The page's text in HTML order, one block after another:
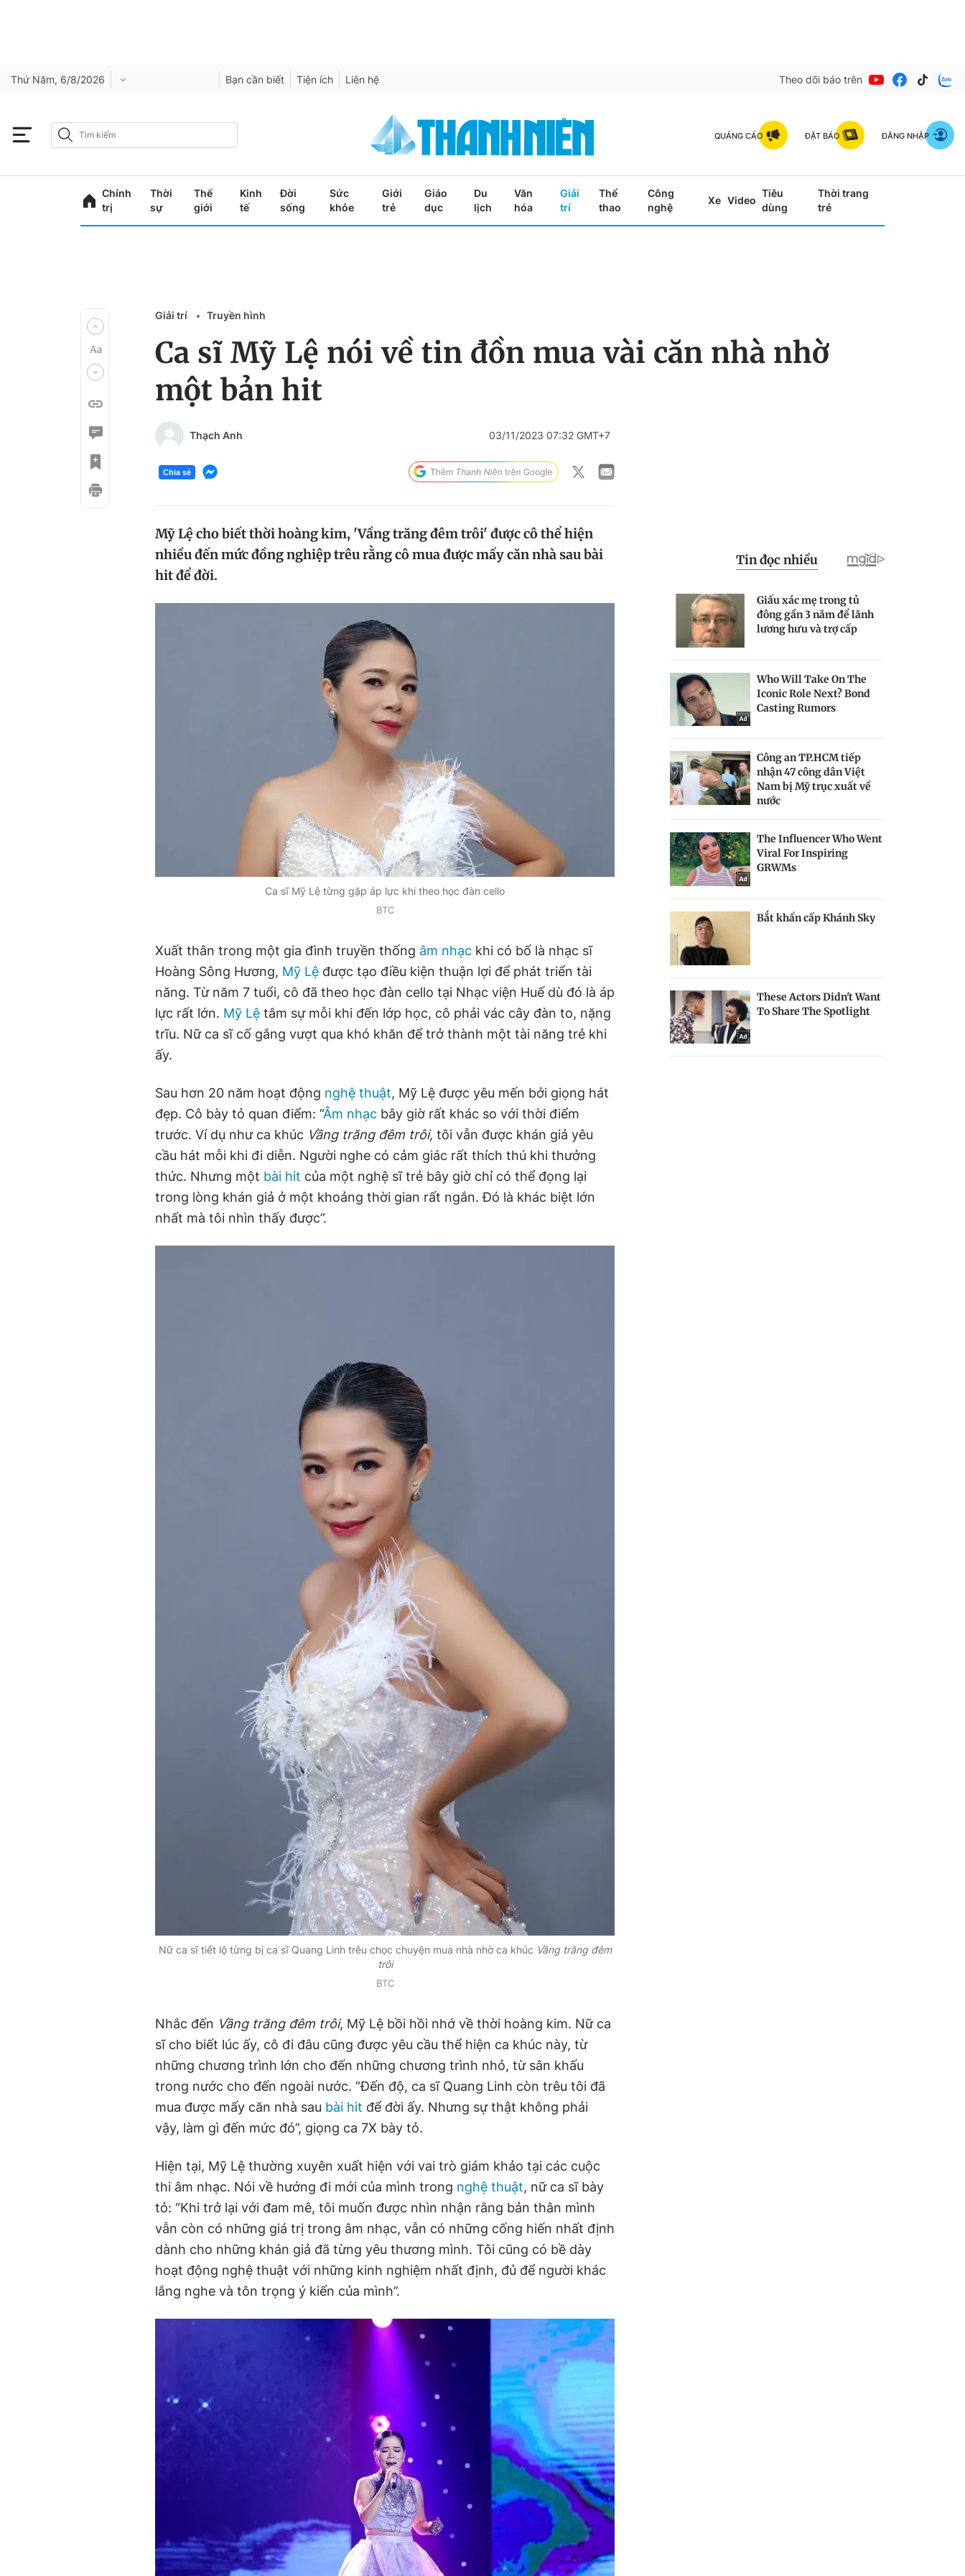
Thứ Năm, 6/8/2026 Bạn cần biết Tiện ích Liên hệ Theo dõi báo trên
QUẢNG CÁO ĐẶT BÁO ĐĂNG NHẬP
Chính
trị
Thời
sự
Thế
giới
Kinh
tế
Đời
sống
Sức
khỏe
Giới
trẻ
Giáo
dục
Du
lịch
Văn
hóa
Giải
trí
Thể
thao
Công
nghệ
Xe Video
Tiêu
dùng
Thời trang
trẻ
Giải trí Truyền hình
Ca sĩ Mỹ Lệ nói về tin đồn mua vài căn nhà nhờ
một bản hit
Thạch Anh 03/11/2023 07:32 GMT+7
Chia sẻ
Mỹ Lệ cho biết thời hoàng kim, 'Vầng trăng đêm trôi' được cô thể hiện
nhiều đến mức đồng nghiệp trêu rằng cô mua được mấy căn nhà sau bài
hit để đời.
Ca sĩ Mỹ Lệ từng gặp áp lực khi theo học đàn cello
BTC
Xuất thân trong một gia đình truyền thống âm nhạc khi có bố là nhạc sĩ
Hoàng Sông Hương, Mỹ Lệ được tạo điều kiện thuận lợi để phát triển tài
năng. Từ năm 7 tuổi, cô đã theo học đàn cello tại Nhạc viện Huế dù đó là áp
lực rất lớn. Mỹ Lệ tâm sự mỗi khi đến lớp học, cô phải vác cây đàn to, nặng
trĩu. Nữ ca sĩ cố gắng vượt qua khó khăn để trở thành một tài năng trẻ khi
ấy.
Sau hơn 20 năm hoạt động nghệ thuật, Mỹ Lệ được yêu mến bởi giọng hát
đẹp. Cô bày tỏ quan điểm: “Âm nhạc bây giờ rất khác so với thời điểm
trước. Ví dụ như ca khúc Vầng trăng đêm trôi, tôi vẫn được khán giả yêu
cầu hát mỗi khi đi diễn. Người nghe có cảm giác rất thích thú khi thưởng
thức. Nhưng một bài hit của một nghệ sĩ trẻ bây giờ chỉ có thể đọng lại
trong lòng khán giả ở một khoảng thời gian rất ngắn. Đó là khác biệt lớn
nhất mà tôi nhìn thấy được”.
Nữ ca sĩ tiết lộ từng bị ca sĩ Quang Linh trêu chọc chuyện mua nhà nhờ ca khúc Vầng trăng đêm
trôi
BTC
Nhắc đến Vầng trăng đêm trôi, Mỹ Lệ bồi hồi nhớ về thời hoàng kim. Nữ ca
sĩ cho biết lúc ấy, cô đi đâu cũng được yêu cầu thể hiện ca khúc này, từ
những chương trình lớn cho đến những chương trình nhỏ, từ sân khấu
trong nước cho đến ngoài nước. “Đến độ, ca sĩ Quang Linh còn trêu tôi đã
mua được mấy căn nhà sau bài hit để đời ấy. Nhưng sự thật không phải
vậy, làm gì đến mức đó”, giọng ca 7X bày tỏ.
Hiện tại, Mỹ Lệ thường xuyên xuất hiện với vai trò giám khảo tại các cuộc
thi âm nhạc. Nói về hướng đi mới của mình trong nghệ thuật, nữ ca sĩ bày
tỏ: “Khi trở lại với đam mê, tôi muốn được nhìn nhận rằng bản thân mình
vẫn còn có những giá trị trong âm nhạc, vẫn có những cống hiến nhất định
dành cho những khán giả đã từng yêu thương mình. Tôi cũng có bề dày
hoạt động nghệ thuật với những kinh nghiệm nhất định, đủ để người khác
lắng nghe và tôn trọng ý kiến của mình”.